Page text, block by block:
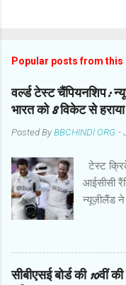
Popular posts from this
वर्ल्ड टेस्ट चैंपियनशिप:
भारत को 8 विकेट से हराया
Posted ByBBCHINDI ORG -
टेस्ट
आईसीसी
न्यूज़ीलैंड
विकेट से
छठे दिन
और रॉस
सीबीएसई बोर्ड की 10वीं की